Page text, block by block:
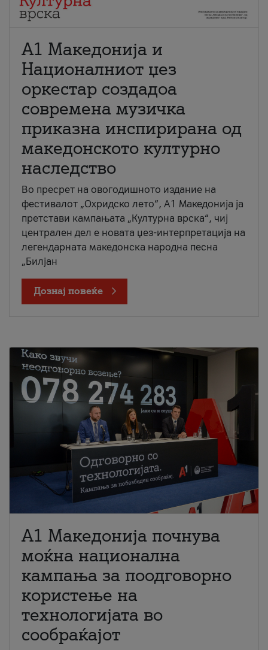
А1 Македонија и
Националниот џез
оркестар создадоа
современа музичка
приказна инспирирана од
македонското културно
наследство
Во пресрет на овогодишното издание на
фестивалот „Охридско лето“, А1 Македонија ја
претстави кампањата „Културна врска“, чиј
централен дел е новата џез-интерпретација на
легендарната македонска народна песна
„Билјан
Дознај повеќе
A1 Македонија почнува
моќна национална
кампања за поодговорно
користење на
технологијата во
сообраќајот